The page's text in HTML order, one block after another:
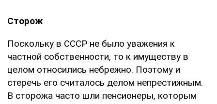
Сторож
Поскольку в СССР не было уважения к
частной собственности, то к имуществу в
целом относились небрежно. Поэтому и
стеречь его считалось делом непрестижным.
В сторожа часто шли пенсионеры, которым